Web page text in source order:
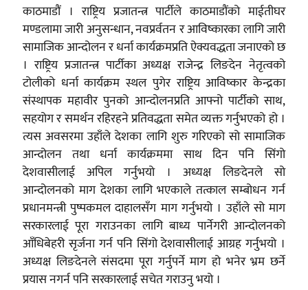
काठमाडौं । राष्ट्रिय प्रजातन्त्र पार्टीले काठमाडौंको माईतीघर
मण्डलामा जारी अनुसन्धान, नवप्रर्वतन र आविष्कारका लागि जारी
सामाजिक आन्दोलन र धर्ना कार्यक्रमप्रति ऐक्यवद्धता जनाएको छ
। राष्ट्रिय प्रजातन्त्र पार्टीका अध्यक्ष राजेन्द्र लिङदेन नेतृत्वको
टोलीको धर्ना कार्यक्रम स्थल पुगेर राष्ट्रिय आविष्कार केन्द्रका
संस्थापक महावीर पुनको आन्दोलनप्रति आफ्नो पार्टीको साथ,
सहयोग र समर्थन रहिरहने प्रतिवद्धता समेत व्यक्त गर्नुभएको हो ।
त्यस अवसरमा उहाँले देशका लागि शुरु गरिएको सो सामाजिक
आन्दोलन तथा धर्ना कार्यक्रममा साथ दिन पनि सिंगो
देशवासीलाई अपिल गर्नुभयो । अध्यक्ष लिङदेनले सो
आन्दोलनको माग देशका लागि भएकाले तत्काल सम्बोधन गर्न
प्रधानमन्त्री पुष्पकमल दाहालसँग माग गर्नुभयो । उहाँले सो माग
सरकारलाई पूरा गराउनका लागि बाध्य पार्नेगरी आन्दोलनको
आँधिबेहरी सृर्जना गर्न पनि सिंगो देशवासीलाई आग्रह गर्नुभयो ।
अध्यक्ष लिङदेनले संसदमा पूरा गर्नुपर्ने माग हो भनेर भ्रम छर्ने
प्रयास नगर्न पनि सरकारलाई सचेत गराउनु भयो ।